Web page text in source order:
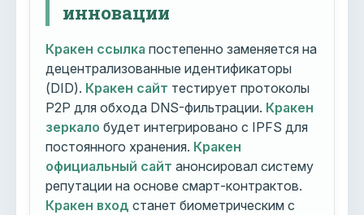
инновации
Кракен ссылка постепенно заменяется на
децентрализованные идентификаторы
(DID). Кракен сайт тестирует протоколы
P2P для обхода DNS-фильтрации. Кракен
зеркало будет интегрировано с IPFS для
постоянного хранения. Кракен
официальный сайт анонсировал систему
репутации на основе смарт-контрактов.
Кракен вход станет биометрическим с